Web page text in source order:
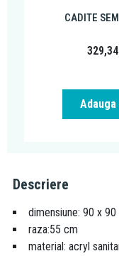
CADITE
329,34
Descriere
dimensiune: 90 x 90
raza:55 cm
material: acryl